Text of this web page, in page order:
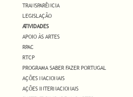
TRANSPARÊNCIA
LEGISLAÇÃO
ATIVIDADES
APOIO ÀS ARTES
RPAC
RTCP
PROGRAMA SABER FAZER PORTUGAL
AÇÕES NACIONAIS
AÇÕES INTERNACIONAIS